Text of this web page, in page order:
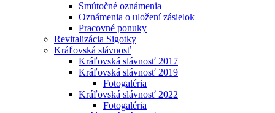
Smútočné oznámenia
Oznámenia o uložení zásielok
Pracovné ponuky
Revitalizácia Sigotky
Kráľovská slávnosť
Kráľovská slávnosť 2017
Kráľovská slávnosť 2019
Fotogaléria
Kráľovská slávnosť 2022
Fotogaléria